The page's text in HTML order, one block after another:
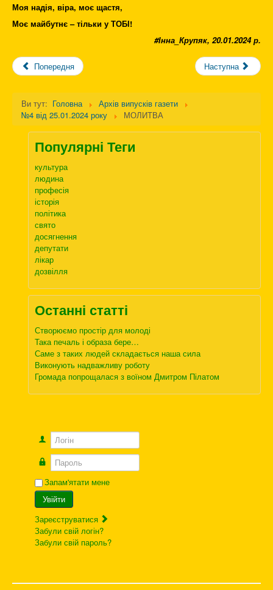
Моя надія, віра, моє щастя,
Моє майбутнє – тільки у ТОБІ!
#Інна_Крупяк, 20.01.2024 р.
Попередня Наступна
Ви тут: Головна
Архів випусків газети
№4 від 25.01.2024 року
МОЛИТВА
Популярні Теги
культура
людина
професія
історія
політика
свято
досягнення
депутати
лікар
дозвілля
Останні статті
Створюємо простір для молоді
Така печаль і образа бере…
Саме з таких людей складається наша сила
Виконують надважливу роботу
Громада попрощалася з воїном Дмитром Пілатом
Логін
Пароль
Запам'ятати мене
Увійти
Зареєструватися
Забули свій логін?
Забули свій пароль?